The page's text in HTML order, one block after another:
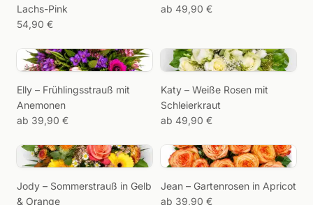
Lachs-Pink
54,90 €
ab 49,90 €
Elly – Frühlingsstrauß mit
Anemonen
ab 39,90 €
Katy – Weiße Rosen mit
Schleierkraut
ab 49,90 €
Jody – Sommerstrauß in Gelb
& Orange
Jean – Gartenrosen in Apricot
ab 39,90 €